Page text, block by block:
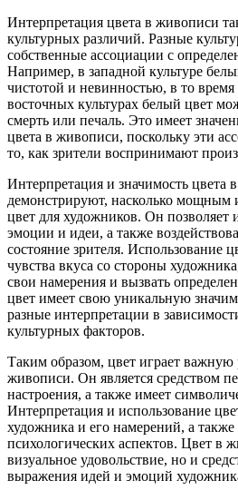
Интерпретация цвета в живописи
культурных различий. Разные
собственные ассоциации с
Например, в западной культуре
чистотой и невинностью, в то
восточных культурах белый цвет
смерть или печаль. Это имеет
цвета в живописи, поскольку эти
то, как зрители воспринимают
Интерпретация и значимость цвета
демонстрируют, насколько мощным
цвет для художников. Он позволяет
эмоции и идеи, а также
состояние зрителя. Использование
чувства вкуса со стороны
свои намерения и вызвать
цвет имеет свою уникальную
разные интерпретации в
культурных факторов.
Таким образом, цвет играет важную
живописи. Он является средством
настроения, а также имеет
Интерпретация и использование
художника и его намерений, а также
психологических аспектов. Цвет в
визуальное удовольствие, но и
выражения идей и эмоций